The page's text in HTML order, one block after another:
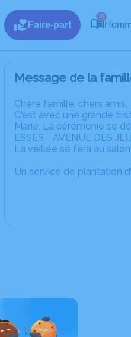
Faire-part
20
Message de la
Chère famille, chers amis,
C'est avec une grande
Marie. La cérémonie se
ESSES - AVENUE DES
La veillée se fera au
Un service de plantation